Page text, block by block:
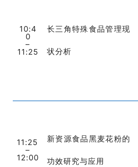
10:4
0
–
11:25
长三角特殊食品管理现
状分析
11:25
–
12:00
新资源食品黑麦花粉的
功效研究与应用